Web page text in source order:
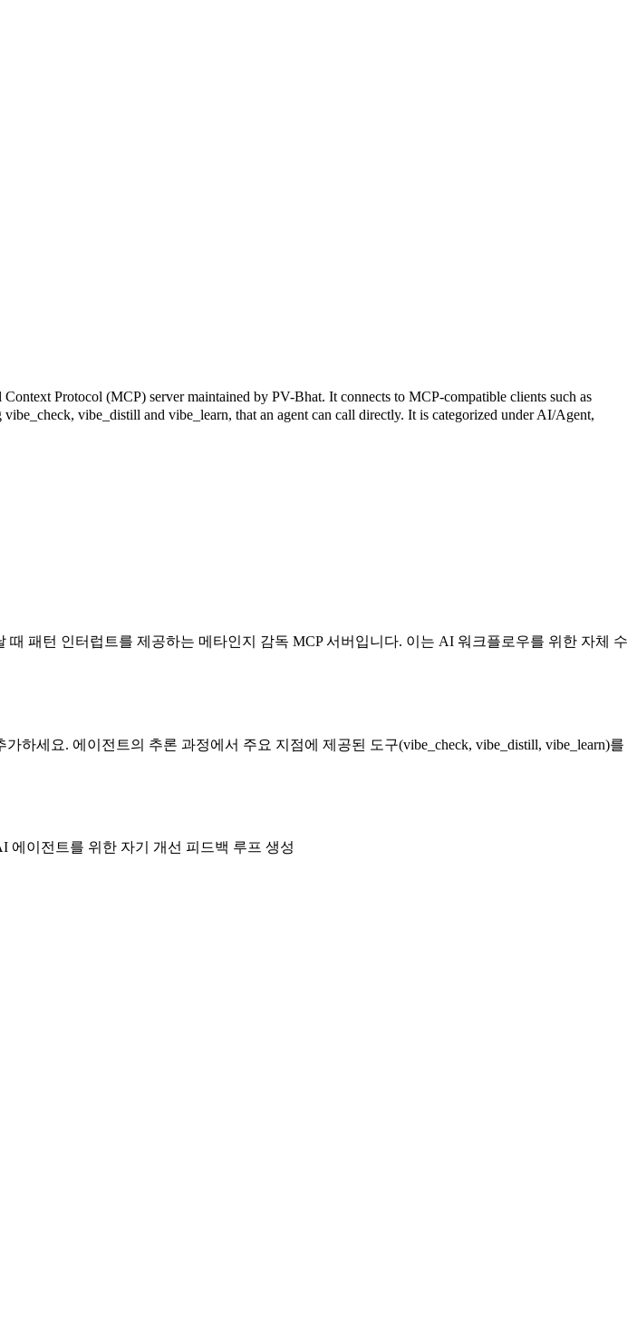
Protocol (MCP) server maintained by PV-Bhat. It connects to MCP-compatible clients such as
vibe_distill and vibe_learn, that an agent can call directly. It is categorized under AI/Agent,
패턴 인터럽트를 제공하는 메타인지 감독 MCP 서버입니다. 이는 AI 워크플로우를 위한 자체 수
하세요. 에이전트의 추론 과정에서 주요 지점에 제공된 도구(vibe_check, vibe_distill, vibe_learn)를
에이전트를 위한 자기 개선 피드백 루프 생성